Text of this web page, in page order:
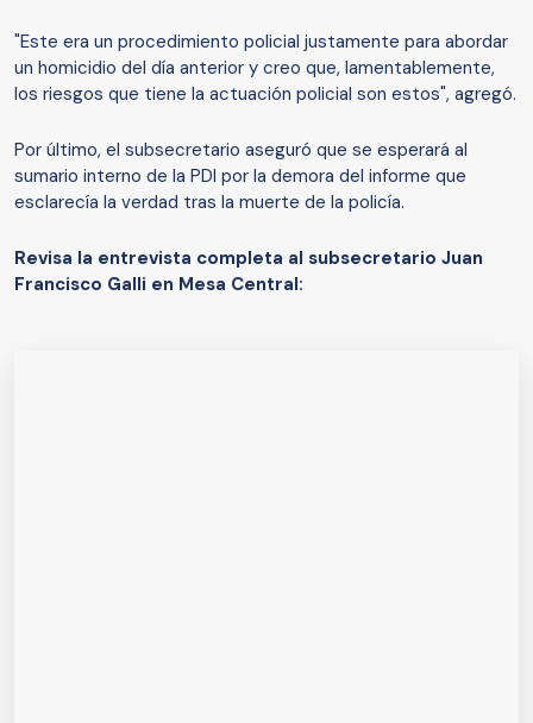
"Este era un procedimiento policial justamente para abordar
un homicidio del día anterior y creo que, lamentablemente,
los riesgos que tiene la actuación policial son estos", agregó.
Por último, el subsecretario aseguró que se esperará al
sumario interno de la PDI por la demora del informe que
esclarecía la verdad tras la muerte de la policía.
Revisa la entrevista completa al subsecretario Juan
Francisco Galli en Mesa Central: